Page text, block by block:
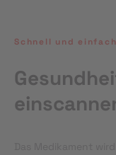
Schnell und einfach